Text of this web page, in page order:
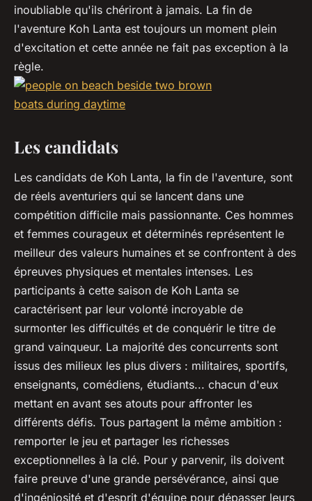
inoubliable qu'ils chériront à jamais. La fin de
l'aventure Koh Lanta est toujours un moment plein
d'excitation et cette année ne fait pas exception à la
règle.
Les candidats
Les candidats de Koh Lanta, la fin de l'aventure, sont
de réels aventuriers qui se lancent dans une
compétition difficile mais passionnante. Ces hommes
et femmes courageux et déterminés représentent le
meilleur des valeurs humaines et se confrontent à des
épreuves physiques et mentales intenses. Les
participants à cette saison de Koh Lanta se
caractérisent par leur volonté incroyable de
surmonter les difficultés et de conquérir le titre de
grand vainqueur. La majorité des concurrents sont
issus des milieux les plus divers : militaires, sportifs,
enseignants, comédiens, étudiants... chacun d'eux
mettant en avant ses atouts pour affronter les
différents défis. Tous partagent la même ambition :
remporter le jeu et partager les richesses
exceptionnelles à la clé. Pour y parvenir, ils doivent
faire preuve d'une grande persévérance, ainsi que
d'ingéniosité et d'esprit d'équipe pour dépasser leurs